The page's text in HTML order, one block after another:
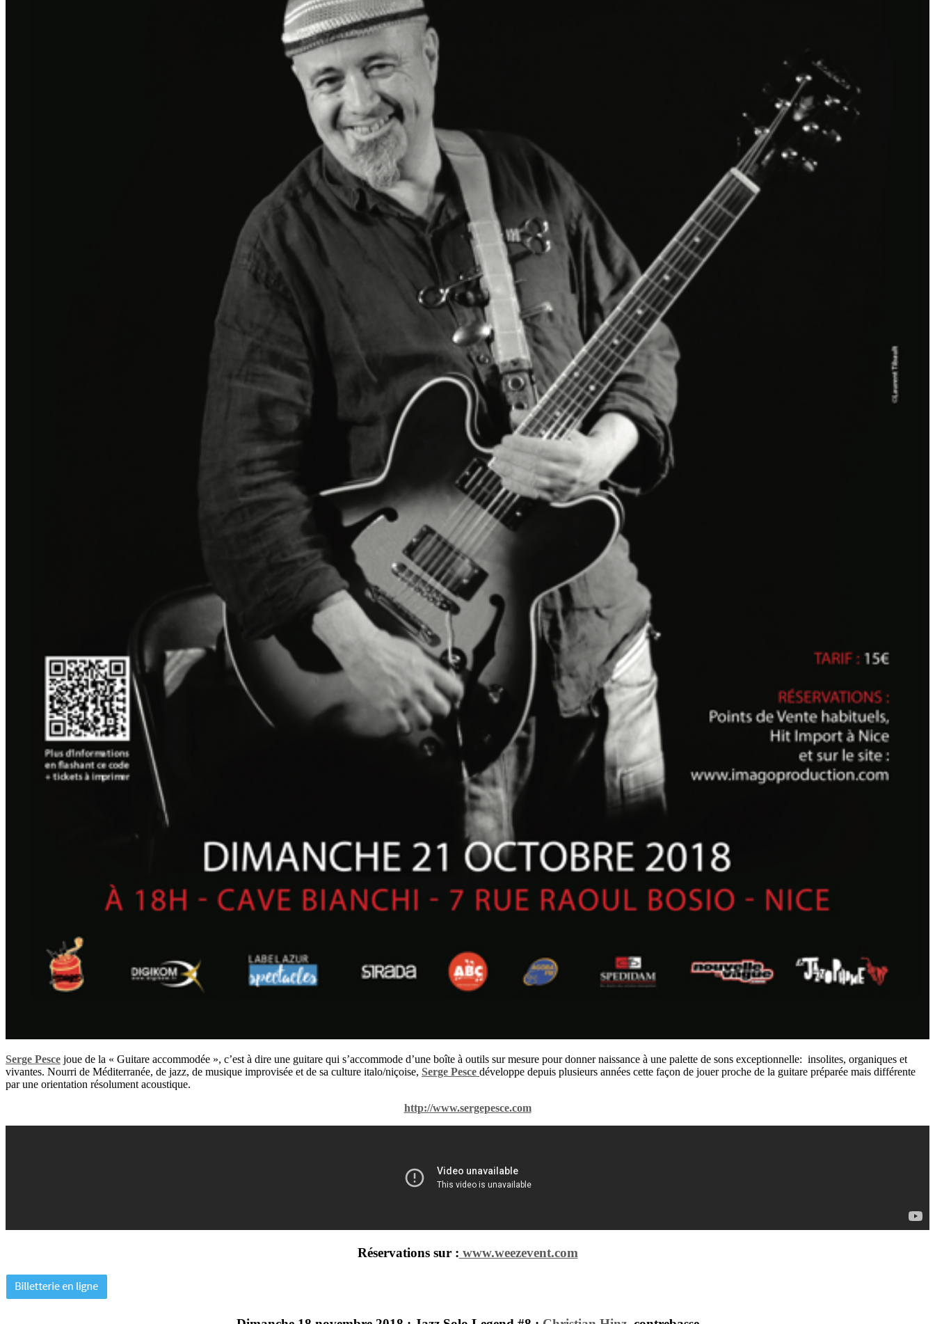
Serge Pesce joue de la « Guitare accommodée », c’est à dire une guitare qui s’accommode d’une boîte à outils sur mesure pour donner naissance à une palette de sons exceptionnelle: insolites, organiques et
vivantes. Nourri de Méditerranée, de jazz, de musique improvisée et de sa culture italo/niçoise, Serge Pesce développe depuis plusieurs années cette façon de jouer proche de la guitare préparée mais différente
par une orientation résolument acoustique.
http://www.sergepesce.com
Réservations sur : www.weezevent.com